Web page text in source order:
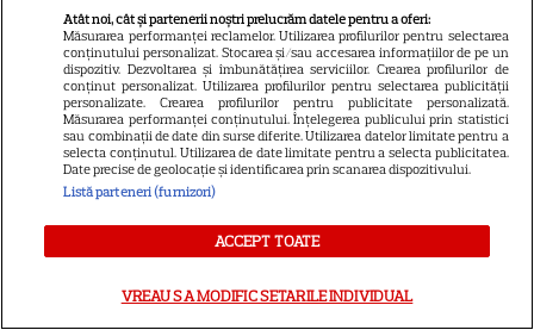
Atât noi, cât și partenerii noștri prelucrăm datele pentru a oferi:
Măsurarea performanței reclamelor. Utilizarea profilurilor pentru selectarea
conținutului personalizat. Stocarea și/sau accesarea informațiilor de pe un
dispozitiv. Dezvoltarea și îmbunătățirea serviciilor. Crearea profilurilor de
conținut personalizat. Utilizarea profilurilor pentru selectarea publicității
personalizate. Crearea profilurilor pentru publicitate personalizată.
Măsurarea performanței conținutului. Înțelegerea publicului prin statistici
sau combinații de date din surse diferite. Utilizarea datelor limitate pentru a
selecta conținutul. Utilizarea de date limitate pentru a selecta publicitatea.
Date precise de geolocație și identificarea prin scanarea dispozitivului.
Listă parteneri (furnizori)
ACCEPT TOATE
VREAU SA MODIFIC SETARILE INDIVIDUAL